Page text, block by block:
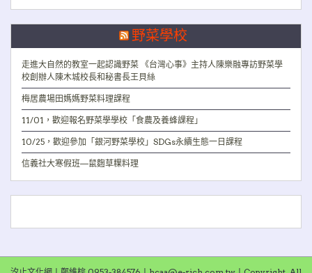
野菜學校
走進大自然的教室一起認識野菜 《台灣心事》主持人陳樂融專訪野菜學
校創辦人陳木城校長和秘書長王貝絲
梅居農場田媽媽野菜料理課程
11/01，歡迎報名野菜學學校「食農及養蜂課程」
10/25，歡迎參加「銀河野菜學校」SDGs永續生態一日課程
信義社大寒假班—鼠麴草粿料理